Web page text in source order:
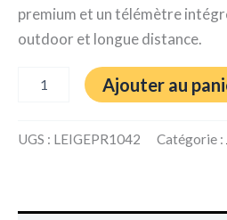
premium et un télémètre
outdoor et longue distance.
Ajouter au
UGS : LEIGEPR1042 Catégorie :